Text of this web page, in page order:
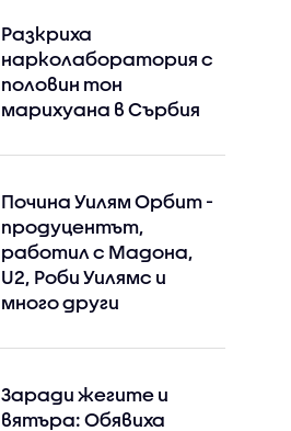
Разкриха
нарколаборатория с
половин тон
марихуана в Сърбия
Почина Уилям Орбит -
продуцентът,
работил с Мадона,
U2, Роби Уилямс и
много други
Заради жегите и
вятъра: Обявиха